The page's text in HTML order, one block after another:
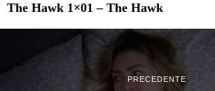
The Hawk 1×01 – The Hawk
PRECEDENTE